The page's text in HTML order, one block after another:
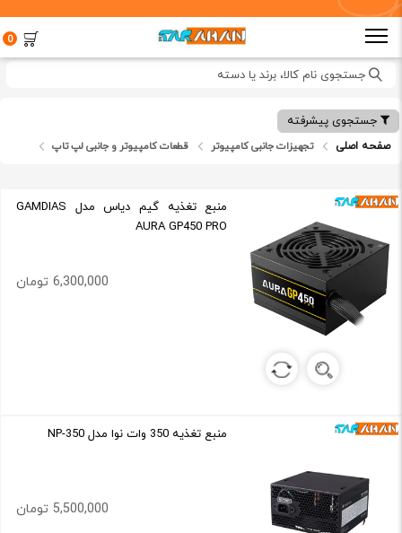
0
جستجوی نام کالا، برند یا دسته
صفحه اصلی تجهیزات جانبی کامپیوتر قطعات کامپیوتر و جانبی لپ تاپ
منبع تغذیه گیم دیاس مدل GAMDIAS
AURA GP450 PRO
6,300,000 تومان
منبع تغذیه 350 وات نوا مدل NP-350
5,500,000 تومان